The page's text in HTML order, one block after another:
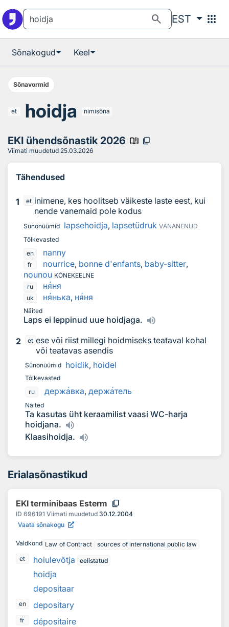
search EST apps
Sõnakogud Keel
Sõnavormid
et hoidja nimisõna
EKI ühendsõnastik 2026 book_ribbon content_copy
Viimati muudetud 25.03.2026
Tähendused
1 et inimene, kes hoolitseb väikeste laste eest, kui
nende vanemaid pole kodus
Sünonüümid lapsehoidja, lapsetüdruk VANANENUD
Tõlkevasted
en
nanny
fr nourrice, bonne d'enfants, baby-sitter,
nounou KÕNEKEELNE
ru
няня
uk нянька, няня
Näited
Laps ei leppinud uue hoidjaga.
2 et ese või riist millegi hoidmiseks teataval kohal
või teatavas asendis
Sünonüümid hoidik, hoidel
Tõlkevasted
ru
державка, держатель
Näited
Ta kasutas üht keraamilist vaasi WC-harja
hoidjana.
Klaasihoidja.
Erialasõnastikud
EKI terminibaas Esterm content_copy
ID 696191 Viimati muudetud 30.12.2004
Vaata sõnakogu
Valdkond Law of Contract
sources of international public law
et
hoiulevõtja eelistatud
hoidja
depositaar
en depositary
fr dépositaire